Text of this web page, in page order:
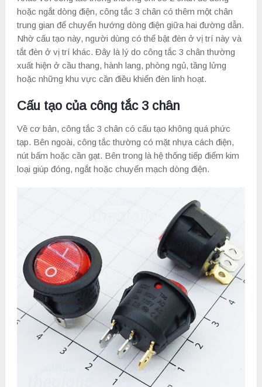
hoặc ngắt dòng điện, công tắc 3 chân có thêm một chân
trung gian để chuyển hướng dòng điện giữa hai đường dẫn.
Nhờ cấu tạo này, người dùng có thể bật đèn ở vị trí này và
tắt đèn ở vị trí khác. Đây là lý do công tắc 3 chân thường
xuất hiện ở cầu thang, hành lang, phòng ngủ, tầng lửng
hoặc những khu vực cần điều khiển đèn linh hoạt.
Cấu tạo của công tắc 3 chân
Về cơ bản, công tắc 3 chân có cấu tạo không quá phức
tạp. Bên ngoài, công tắc thường có mặt nhựa cách điện,
nút bấm hoặc cần gạt. Bên trong là hệ thống tiếp điểm kim
loại giúp đóng, ngắt hoặc chuyển mạch dòng điện.